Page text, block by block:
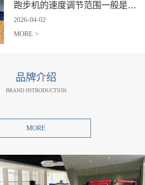
跑步机的速度调节范围一般是多少？
2026-04-02
MORE >
品牌介绍
BRAND INTRODUCTION
MORE